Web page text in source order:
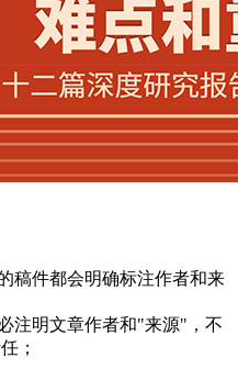
稿件都会明确标注作者和来
注明文章作者和"来源"，不
；